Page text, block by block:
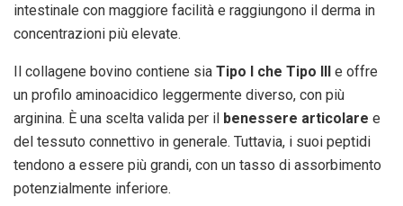
intestinale con maggiore facilità e raggiungono il derma in
concentrazioni più elevate.
Il collagene bovino contiene sia Tipo I che Tipo III e offre
un profilo aminoacidico leggermente diverso, con più
arginina. È una scelta valida per il benessere articolare e
del tessuto connettivo in generale. Tuttavia, i suoi peptidi
tendono a essere più grandi, con un tasso di assorbimento
potenzialmente inferiore.